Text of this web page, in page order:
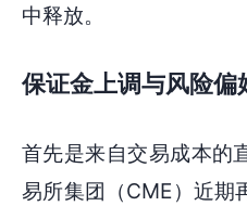
中释放。
保证金上调与风险偏
首先是来自交易成本的
易所集团（CME）近期